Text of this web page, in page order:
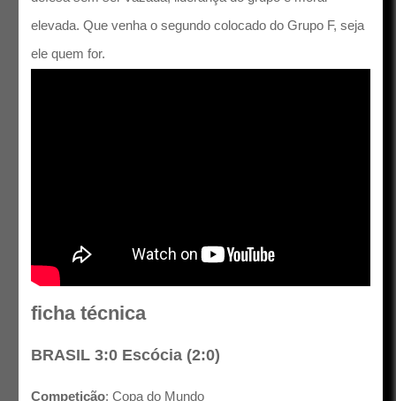
elevada. Que venha o segundo colocado do Grupo F, seja
ele quem for.
ficha técnica
BRASIL 3:0 Escócia (2:0)
Competição: Copa do Mundo